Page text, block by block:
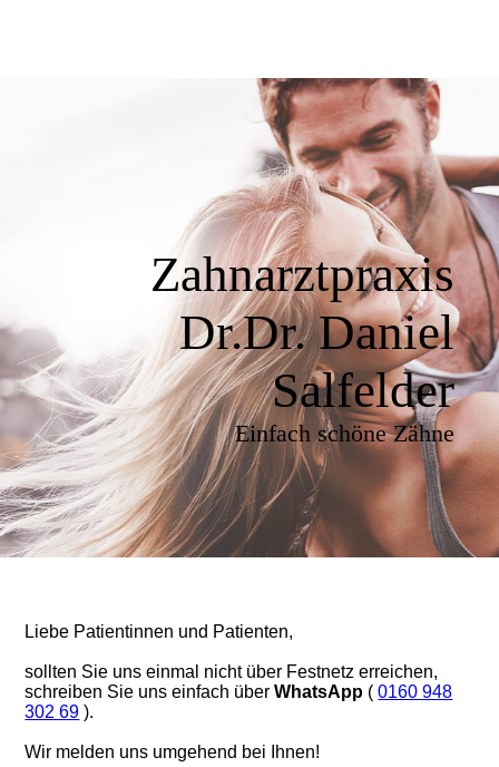
Zahnarztpraxis
Dr.Dr. Daniel
Salfelder
Einfach schöne Zähne
Liebe Patientinnen und Patienten,
sollten Sie uns einmal nicht über Festnetz erreichen,
schreiben Sie uns einfach überWhatsApp (0160 948
302 69 ).
Wir melden uns umgehend bei Ihnen!